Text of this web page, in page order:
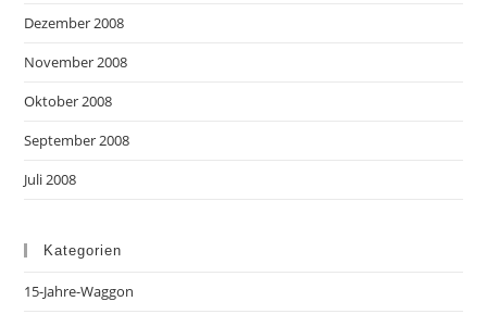
Dezember 2008
November 2008
Oktober 2008
September 2008
Juli 2008
Kategorien
15-Jahre-Waggon